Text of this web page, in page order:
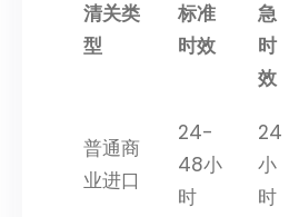
清关类
型
标准
时效
急
时
效
普通商
业进口
24-
48小
时
24
小
时